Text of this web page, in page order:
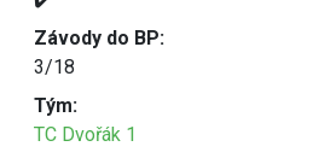
Závody do BP:
3/18
Tým:
TC Dvořák 1